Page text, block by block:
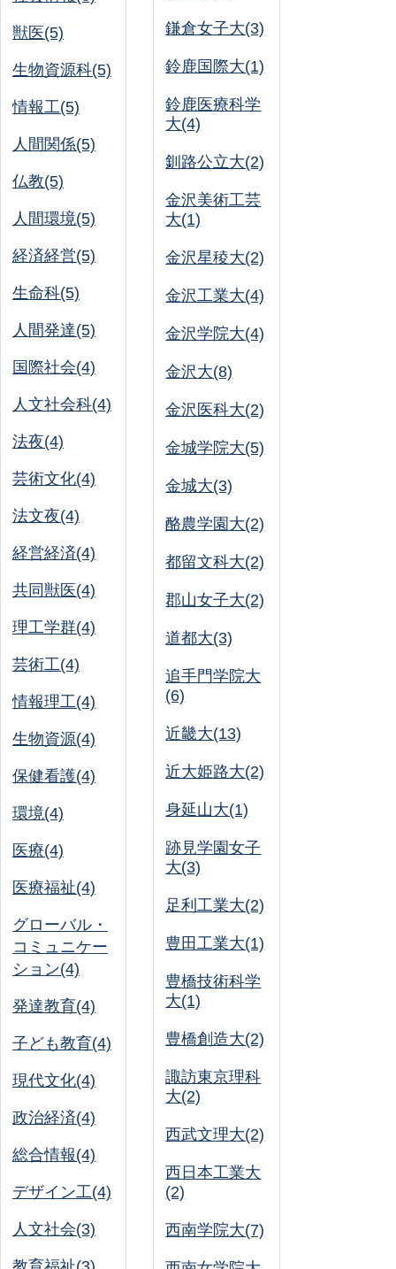
獣医(5)
生物資源科(5)
情報工(5)
人間関係(5)
仏教(5)
人間環境(5)
経済経営(5)
生命科(5)
人間発達(5)
国際社会(4)
人文社会科(4)
法夜(4)
芸術文化(4)
法文夜(4)
経営経済(4)
共同獣医(4)
理工学群(4)
芸術工(4)
情報理工(4)
生物資源(4)
保健看護(4)
環境(4)
医療(4)
医療福祉(4)
グローバル・
コミュニケー
ション(4)
発達教育(4)
子ども教育(4)
現代文化(4)
政治経済(4)
総合情報(4)
デザイン工(4)
人文社会(3)
鎌倉女子大(3)
鈴鹿国際大(1)
鈴鹿医療科学
大(4)
釧路公立大(2)
金沢美術工芸
大(1)
金沢星稜大(2)
金沢工業大(4)
金沢学院大(4)
金沢大(8)
金沢医科大(2)
金城学院大(5)
金城大(3)
酪農学園大(2)
都留文科大(2)
郡山女子大(2)
道都大(3)
追手門学院大
(6)
近畿大(13)
近大姫路大(2)
身延山大(1)
跡見学園女子
大(3)
足利工業大(2)
豊田工業大(1)
豊橋技術科学
大(1)
豊橋創造大(2)
諏訪東京理科
大(2)
西武文理大(2)
西日本工業大
(2)
西南学院大(7)